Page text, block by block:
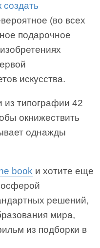
создать
(во всех
подарочное
искусства.
из типографии 42
окнижествить
однажды
book и хотите еще
решений,
мира,
из подборки в